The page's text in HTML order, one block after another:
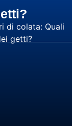
di colata: Quali
getti?